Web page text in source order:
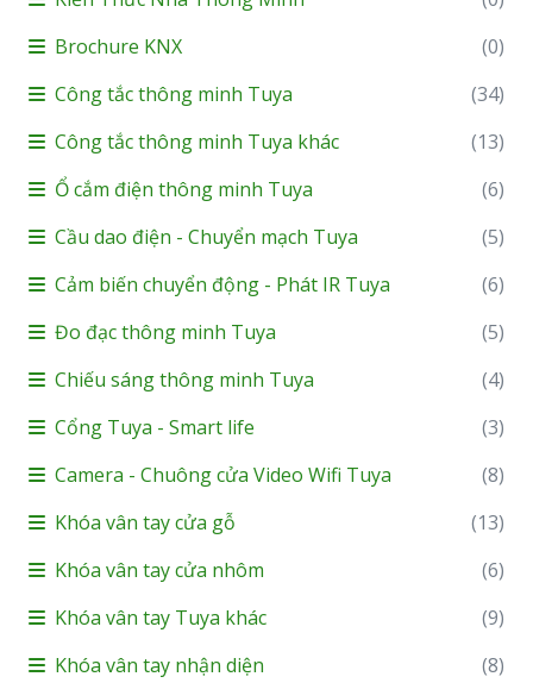
Brochure KNX
(0)
Công tắc thông minh Tuya
(34)
Công tắc thông minh Tuya khác
(13)
Ổ cắm điện thông minh Tuya
(6)
Cầu dao điện - Chuyển mạch Tuya
(5)
Cảm biến chuyển động - Phát IR Tuya
(6)
Đo đạc thông minh Tuya
(5)
Chiếu sáng thông minh Tuya
(4)
Cổng Tuya - Smart life
(3)
Camera - Chuông cửa Video Wifi Tuya
(8)
Khóa vân tay cửa gỗ
(13)
Khóa vân tay cửa nhôm
(6)
Khóa vân tay Tuya khác
(9)
Khóa vân tay nhận diện
(8)